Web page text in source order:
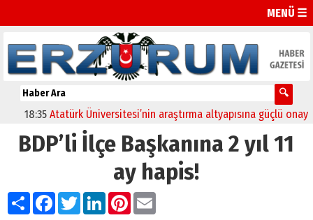
MENÜ ☰
Atatürk Üniversitesi’nin araştırma altyapısına güçlü onay
BDP’li İlçe Başkanına 2 yıl 11
ay hapis!
PaylaşFacebook
TwitterLinkedIn
Pinterest
Email